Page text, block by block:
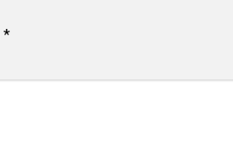
*